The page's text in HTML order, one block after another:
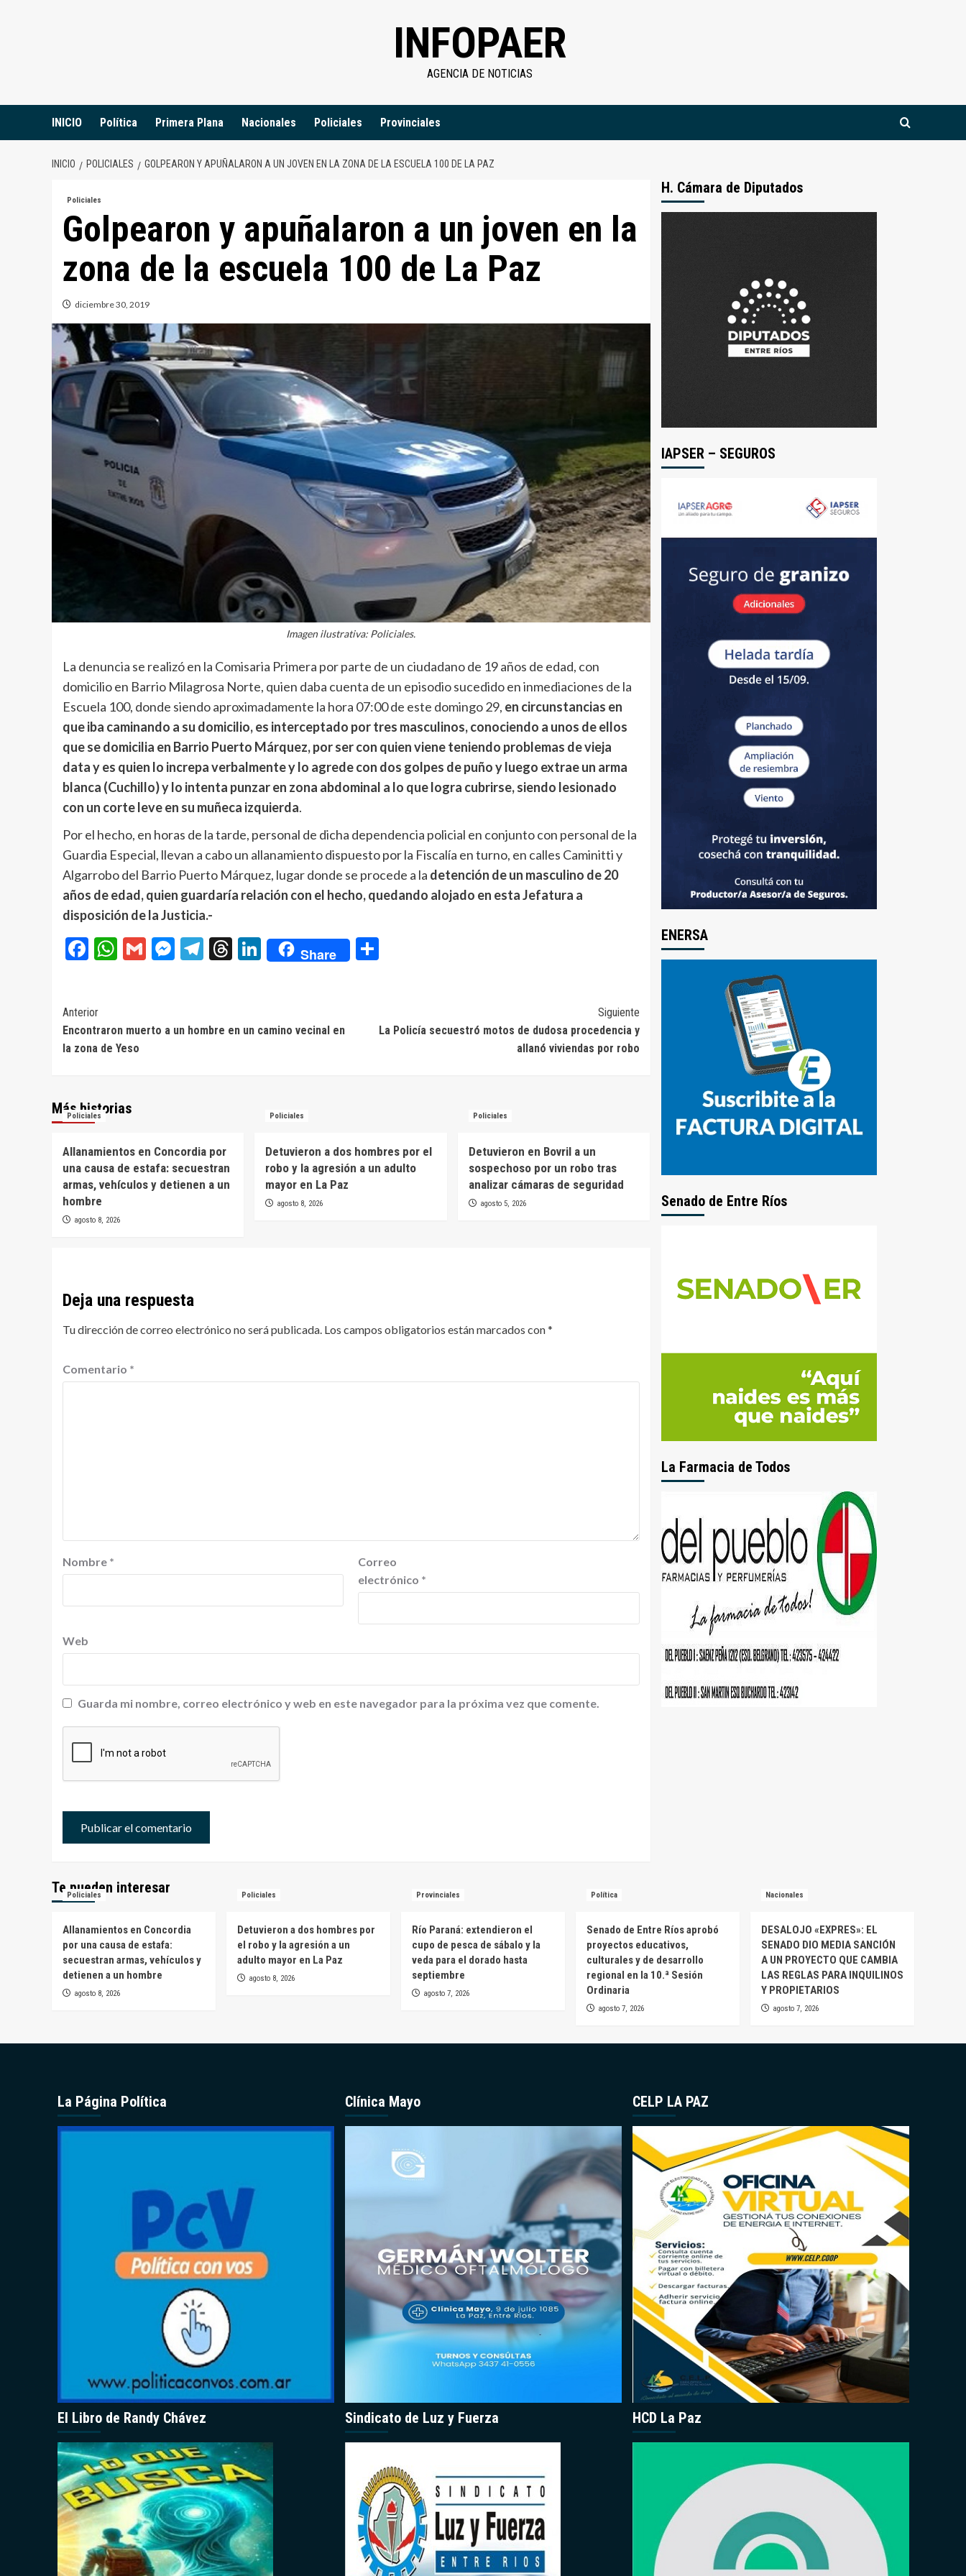
INFOPAER
AGENCIA DE NOTICIAS
INICIO Política Primera Plana Nacionales Policiales Provinciales
INICIO POLICIALES GOLPEARON Y APUÑALARON A UN JOVEN EN LA ZONA DE LA ESCUELA 100 DE LA PAZ
Policiales
Golpearon y apuñalaron a un joven en la
zona de la escuela 100 de La Paz
diciembre 30, 2019
Imagen ilustrativa: Policiales.
La denuncia se realizó en la Comisaria Primera por parte de un ciudadano de 19 años de edad, con
domicilio en Barrio Milagrosa Norte, quien daba cuenta de un episodio sucedido en inmediaciones de la
Escuela 100, donde siendo aproximadamente la hora 07:00 de este domingo 29, en circunstancias en
que iba caminando a su domicilio, es interceptado por tres masculinos, conociendo a unos de ellos
que se domicilia en Barrio Puerto Márquez, por ser con quien viene teniendo problemas de vieja
data y es quien lo increpa verbalmente y lo agrede con dos golpes de puño y luego extrae un arma
blanca (Cuchillo) y lo intenta punzar en zona abdominal a lo que logra cubrirse, siendo lesionado
con un corte leve en su muñeca izquierda.
Por el hecho, en horas de la tarde, personal de dicha dependencia policial en conjunto con personal de la
Guardia Especial, llevan a cabo un allanamiento dispuesto por la Fiscalía en turno, en calles Caminitti y
Algarrobo del Barrio Puerto Márquez, lugar donde se procede a la detención de un masculino de 20
años de edad, quien guardaría relación con el hecho, quedando alojado en esta Jefatura a
disposición de la Justicia.-
Facebook
WhatsApp
GmailMessenger
Telegram
Threads
LinkedIn
Share
Navegación
de
Anterior
Encontraron muerto a un hombre en un camino vecinal en
la zona de Yeso
Siguiente
La Policía secuestró motos de dudosa procedencia y
allanó viviendas por robo
Más historias
Policiales
Allanamientos en Concordia por
una causa de estafa: secuestran
armas, vehículos y detienen a un
hombre
agosto 8, 2026
Policiales
Detuvieron a dos hombres por el
robo y la agresión a un adulto
mayor en La Paz
agosto 8, 2026
Policiales
Detuvieron en Bovril a un
sospechoso por un robo tras
analizar cámaras de seguridad
agosto 5, 2026
Deja una respuesta
Tu dirección de correo electrónico no será publicada. Los campos obligatorios están marcados con*
Comentario *
Nombre *
Correo
electrónico *
Web
Guarda mi nombre, correo electrónico y web en este navegador para la próxima vez que comente.
H. Cámara de Diputados
IAPSER – SEGUROS
ENERSA
Senado de Entre Ríos
La Farmacia de Todos
Te pueden interesar
Policiales
Allanamientos en Concordia
por una causa de estafa:
secuestran armas, vehículos y
detienen a un hombre
agosto 8, 2026
Policiales
Detuvieron a dos hombres por
el robo y la agresión a un
adulto mayor en La Paz
agosto 8, 2026
Provinciales
Río Paraná: extendieron el
cupo de pesca de sábalo y la
veda para el dorado hasta
septiembre
agosto 7, 2026
Política
Senado de Entre Ríos aprobó
proyectos educativos,
culturales y de desarrollo
regional en la 10.ª Sesión
Ordinaria
agosto 7, 2026
Nacionales
DESALOJO «EXPRES»: EL
SENADO DIO MEDIA SANCIÓN
A UN PROYECTO QUE CAMBIA
LAS REGLAS PARA INQUILINOS
Y PROPIETARIOS
agosto 7, 2026
La Página Política
El Libro de Randy Chávez
Clínica Mayo
Sindicato de Luz y Fuerza
CELP LA PAZ
HCD La Paz